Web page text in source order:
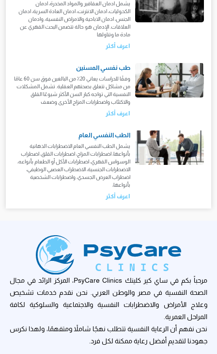
يشمل ادمان العقاقير والمواد المخدرة، ادمان
الكحوليات، ادمان الانترنت، ادمان العادة السرية، ادمان
الجنس، ادمان الاباحية والامراض النفسية، وادمان
العلاقات. الإدمان هو حالة تتضمن البحث القهري عن
مادة ما وتناولها
اعرف أكثر
طب نفسي المسنين
وفقًا للدراسات يعاني 20٪ من البالغين فوق سن 60 عامًا
من مشاكل تتعلق بصحتهم العقلية. تشمل المشكلات
النفسية التي تواجه كبار السن الأكثر شيوعًا القلق
والاكتئاب واضطرابات المزاج الأخرى وضعف
اعرف أكثر
الطب النفسي العام
يشمل الطب النفسي العام الاضطرابات الذهانية
بأنواعها، اضطرابات المزاج، اضطرابات القلق، اضطراب
الوسواس القهري، اضطرابات الأكل أو الطعام بأنواعه،
الاضطرابات الجنسية، الاضطراب العصبي الوظيفي،
اضطراب العرض الجسدي، واضطرابات الشخصية
بأنواعها،
اعرف أكثر
مرحباً بكم في ساي كير كلينك PsyCare Clinics، المركز الرائد في مجال
الصحة النفسية في مصر والوطن العربي. نحن نقدم خدمات تشخيص
وعلاج الأمراض والاضطرابات النفسية والاجتماعية والسلوكية لكافة
المراحل العمرية.
نحن نفهم أن الرعاية النفسية تتطلب نهجًا شاملاً ومتفهمًا، ولهذا نكرس
جهودنا لتقديم أفضل رعاية ممكنة لكل فرد.